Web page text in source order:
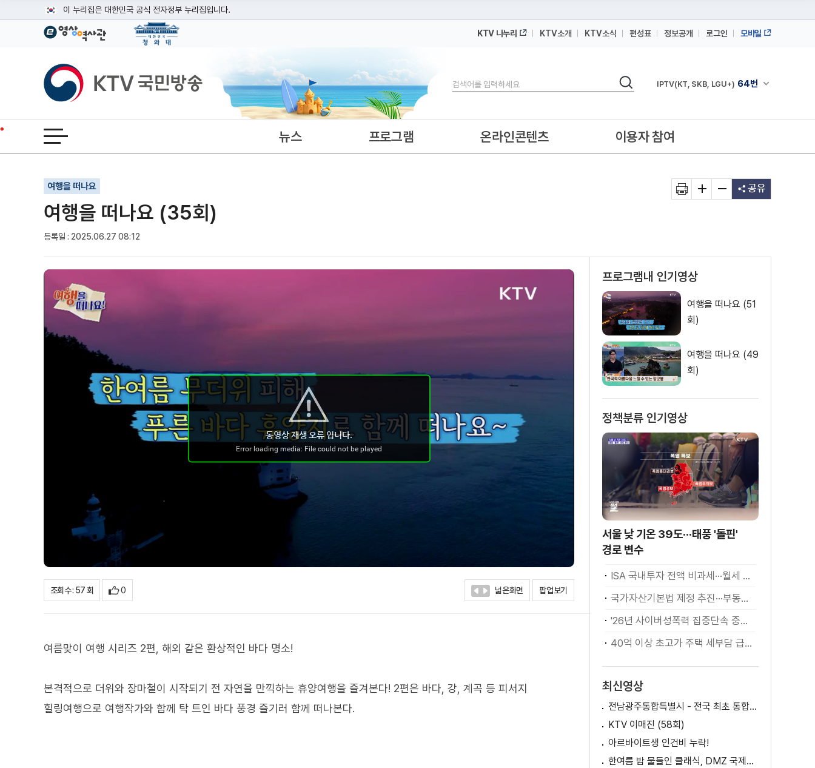
이 누리집은 대한민국 공식 전자정부 누리집입니다.
공식 누리집 주소 확인하기
이밖에 or.kr 또는 .kr등 다른 도메인 주소를 사용하고 있다면 아래 URL에서 도메인 주소를 확인해 보세요
운영중인 공식 누리집보기
KTV 나누리 KTV소개 KTV소식 편성표 정보공개 로그인 모바일
KTV국민방송
검색
검색 채널안내 펼쳐
IPTV(KT, SKB, LGU+) 64번
IPTV(KT, SKB, LGU+)
전체메뉴 열기 뉴스 프로그램 온라인콘텐츠 이용자 참여
여행을 떠나요
여행을 떠나요 (35회)
등록일 : 2025.06.27 08:12
기사인쇄
글자확대
글자축소 공유
조회수 : 57 회 0 넓은화면 팝업보기
여름맞이 여행 시리즈 2편, 해외 같은 환상적인 바다 명소!
본격적으로 더위와 장마철이 시작되기 전 자연을 만끽하는 휴양여행을 즐겨본다! 2편은 바다, 강, 계곡 등 피서지
힐링여행으로 여행작가와 함께 탁 트인 바다 풍경 즐기러 함께 떠나본다.
프로그램내 인기영상
여행을 떠나요 (51
회)
여행을 떠나요 (49
회)
정책분류 인기영상
서울 낮 기온 39도···태풍 '돌핀'
경로 변수
ISA 국내투자 전액 비과세···월세 세액공제 확대
국가자산기본법 제정 추진···부동산·주식 등 통합 관리
'26년 사이버성폭력 집중단속 중간성과 발표···향후 추진계획은?
40억 이상 초고가 주택 세부담 급증···실수요자 보호 강화
최신영상
전남광주통합특별시 - 전국 최초 통합돌봄 모델
KTV 이매진 (58회)
아르바이트생 인건비 누락!
한여름 밤 물들인 클래식, DMZ 국제음악제 성황